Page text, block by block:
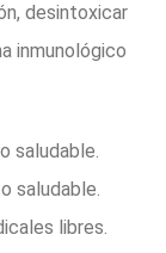
desintoxicar
inmunológico
saludable.
saludable.
libres.